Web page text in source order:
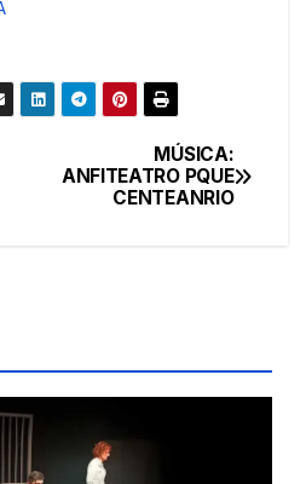
MÚSICA:
ANFITEATRO PQUE
CENTEANRIO